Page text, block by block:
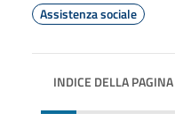
Assistenza sociale
INDICE DELLA PAGINA